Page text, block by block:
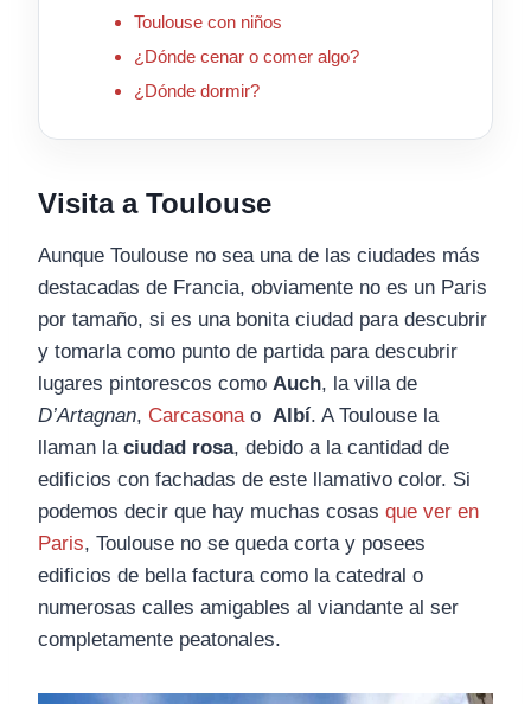
Toulouse con niños
¿Dónde cenar o comer algo?
¿Dónde dormir?
Visita a Toulouse
Aunque Toulouse no sea una de las ciudades más
destacadas de Francia, obviamente no es un Paris
por tamaño, si es una bonita ciudad para descubrir
y tomarla como punto de partida para descubrir
lugares pintorescos como Auch, la villa de
D’Artagnan, Carcasonao Albí. A Toulouse la
llaman la ciudad rosa, debido a la cantidad de
edificios con fachadas de este llamativo color. Si
podemos decir que hay muchas cosas que ver en
Paris, Toulouse no se queda corta y posees
edificios de bella factura como la catedral o
numerosas calles amigables al viandante al ser
completamente peatonales.